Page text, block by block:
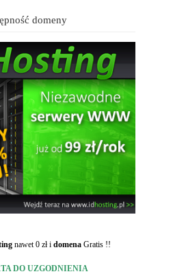
domeny
nawet 0 zł i domena Gratis !!
DO UZGODNIENIA